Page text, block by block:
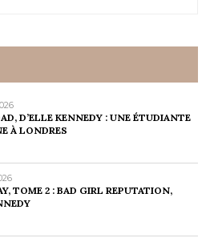
D’ELLE KENNEDY : UNE ÉTUDIANTE
À LONDRES
TOME 2 : BAD GIRL REPUTATION,